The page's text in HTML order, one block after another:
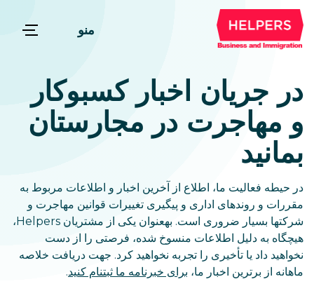
منو
در جریان اخبار کسبوکار
و مهاجرت در مجارستان
بمانید
در حیطه فعالیت ما، اطلاع از آخرین اخبار و اطلاعات مربوط به
مقررات و روندهای اداری و پیگیری تغییرات قوانین مهاجرت و
شرکتها بسیار ضروری است. بهعنوان یکی از مشتریان Helpers،
هیچگاه به دلیل اطلاعات منسوخ شده، فرصتی را از دست
نخواهید داد یا تأخیری را تجربه نخواهید کرد. جهت دریافت خلاصه
ماهانه از برترین اخبار ما، برای خبرنامه ما ثبتنام کنید.